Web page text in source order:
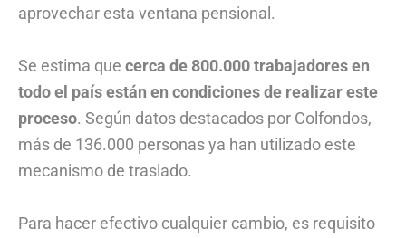
aprovechar esta ventana pensional.
Se estima que cerca de 800.000 trabajadores en
todo el país están en condiciones de realizar este
proceso. Según datos destacados por Colfondos,
más de 136.000 personas ya han utilizado este
mecanismo de traslado.
Para hacer efectivo cualquier cambio, es requisito